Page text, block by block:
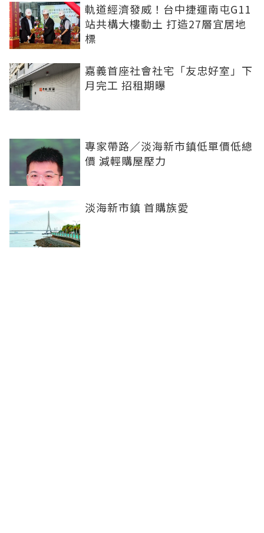
軌道經濟發威！台中捷運南屯G11
站共構大樓動土 打造27層宜居地
標
嘉義首座社會社宅「友忠好室」下
月完工 招租期曝
專家帶路／淡海新市鎮低單價低總
價 減輕購屋壓力
淡海新市鎮 首購族愛